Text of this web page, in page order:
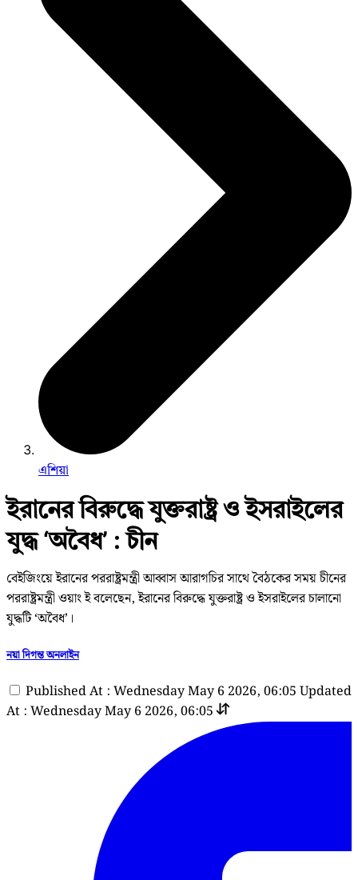
এশিয়া
ইরানের বিরুদ্ধে যুক্তরাষ্ট্র ও ইসরাইলের
যুদ্ধ ‘অবৈধ’ : চীন
বেইজিংয়ে ইরানের পররাষ্ট্রমন্ত্রী আব্বাস আরাগচির সাথে বৈঠকের সময় চীনের
পররাষ্ট্রমন্ত্রী ওয়াং ই বলেছেন, ইরানের বিরুদ্ধে যুক্তরাষ্ট্র ও ইসরাইলের চালানো
যুদ্ধটি ‘অবৈধ’।
নয়া দিগন্ত অনলাইন
Published At : Wednesday May 6 2026, 06:05 Updated
At : Wednesday May 6 2026, 06:05